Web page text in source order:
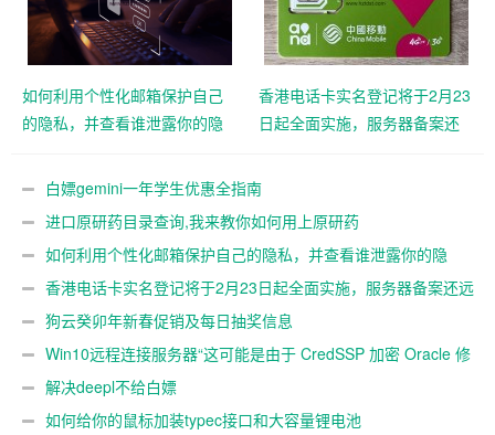
如何利用个性化邮箱保护自己
的隐私，并查看谁泄露你的隐
香港电话卡实名登记将于2月23
日起全面实施，服务器备案还
白嫖gemini一年学生优惠全指南
进口原研药目录查询,我来教你如何用上原研药
如何利用个性化邮箱保护自己的隐私，并查看谁泄露你的隐
私 香港电话卡实名登记将于2月23日起全面实施，服务器备案还远
吗？狗云癸卯年新春促销及每日抽奖信息
Win10远程连接服务器“这可能是由于 CredSSP 加密 Oracle 修
正”解决办法
解决deepl不给白嫖
如何给你的鼠标加装typec接口和大容量锂电池